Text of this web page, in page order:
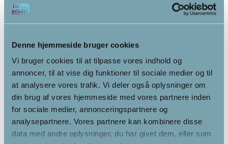
Denne hjemmeside bruger cookies
Vi bruger cookies til at tilpasse vores indhold og
annoncer, til at vise dig funktioner til sociale medier og til
at analysere vores trafik. Vi deler også oplysninger om
din brug af vores hjemmeside med vores partnere inden
for sociale medier, annonceringspartnere og
analysepartnere. Vores partnere kan kombinere disse
data med andre oplysninger, du har givet dem, eller som